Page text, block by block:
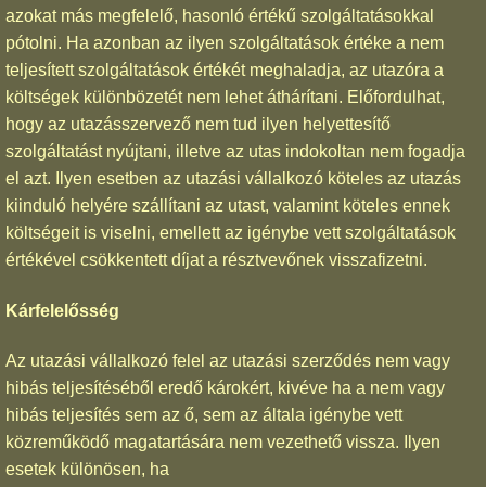
azokat más megfelelő, hasonló értékű szolgáltatásokkal
pótolni. Ha azonban az ilyen szolgáltatások értéke a nem
teljesített szolgáltatások értékét meghaladja, az utazóra a
költségek különbözetét nem lehet áthárítani. Előfordulhat,
hogy az utazásszervező nem tud ilyen helyettesítő
szolgáltatást nyújtani, illetve az utas indokoltan nem fogadja
el azt. Ilyen esetben az utazási vállalkozó köteles az utazás
kiinduló helyére szállítani az utast, valamint köteles ennek
költségeit is viselni, emellett az igénybe vett szolgáltatások
értékével csökkentett díjat a résztvevőnek visszafizetni.
Kárfelelősség
Az utazási vállalkozó felel az utazási szerződés nem vagy
hibás teljesítéséből eredő károkért, kivéve ha a nem vagy
hibás teljesítés sem az ő, sem az általa igénybe vett
közreműködő magatartására nem vezethető vissza. Ilyen
esetek különösen, ha